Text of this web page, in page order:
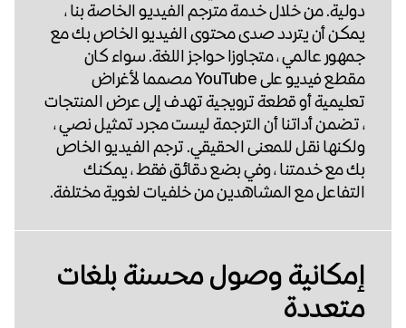
دولية. من خلال خدمة مترجم الفيديو الخاصة بنا ،
يمكن أن يتردد صدى محتوى الفيديو الخاص بك مع
جمهور عالمي ، متجاوزا حواجز اللغة. سواء كان
مقطع فيديو على YouTube مصمما لأغراض
تعليمية أو قطعة ترويجية تهدف إلى عرض المنتجات
، تضمن أداتنا أن الترجمة ليست مجرد تمثيل نصي ،
ولكنها نقل للمعنى الحقيقي. ترجم الفيديو الخاص
بك مع خدمتنا ، وفي بضع دقائق فقط ، يمكنك
التفاعل مع المشاهدين من خلفيات لغوية مختلفة.
إمكانية وصول محسنة بلغات
متعددة